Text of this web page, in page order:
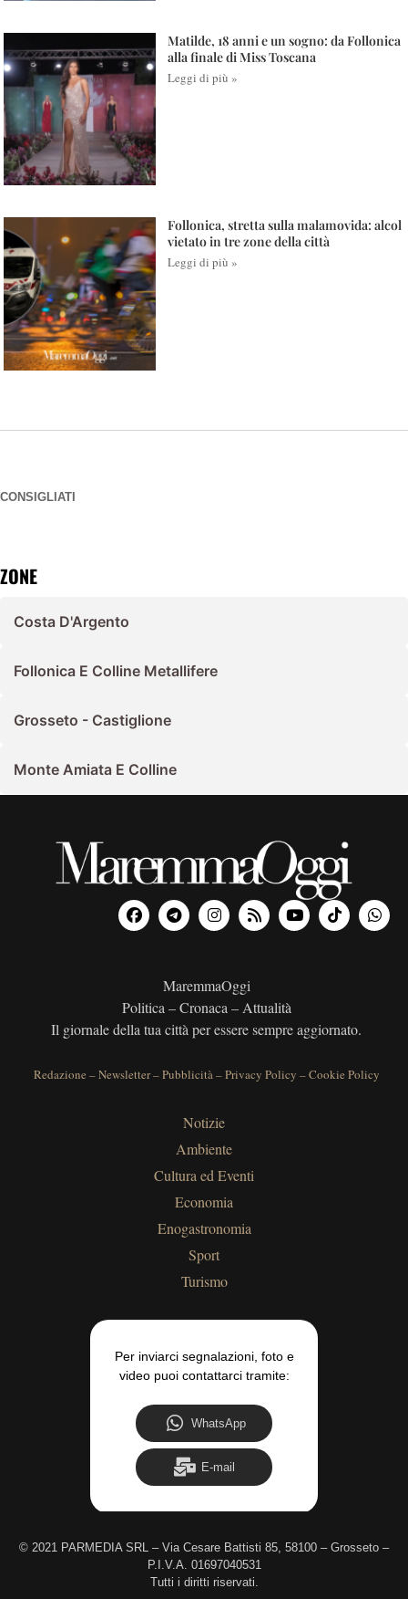
Matilde, 18 anni e un sogno: da Follonica
alla finale di Miss Toscana
Leggi di più »
Follonica, stretta sulla malamovida: alcol
vietato in tre zone della città
Leggi di più »
CONSIGLIATI
ZONE
Costa D'Argento
Follonica E Colline Metallifere
Grosseto - Castiglione
Monte Amiata E Colline
MaremmaOggi
Politica – Cronaca – Attualità
Il giornale della tua città per essere sempre aggiornato.
Redazione –Newsletter–Pubblicità –Privacy Policy –Cookie Policy
Notizie
Ambiente
Cultura ed Eventi
Economia
Enogastronomia
Sport
Turismo
Per inviarci segnalazioni, foto e
video puoi contattarci tramite:
WhatsApp
E-mail
© 2021 PARMEDIA SRL – Via Cesare Battisti 85, 58100 – Grosseto –
P.I.V.A. 01697040531
Tutti i diritti riservati.